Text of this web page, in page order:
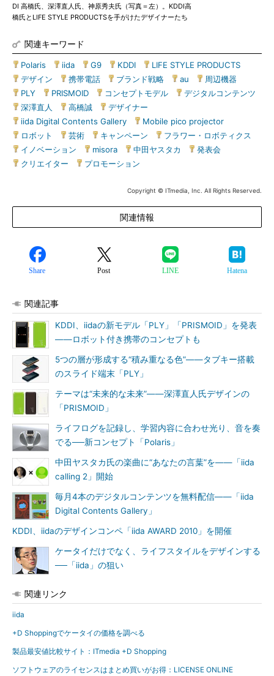
DI 高橋氏、深澤直人氏、神原秀夫氏（写真＝左）。KDDI高
橋氏とLIFE STYLE PRODUCTSを手がけたデザイナーたち
関連キーワード
Polaris iida G9 KDDI LIFE STYLE PRODUCTS
デザイン
携帯電話 ブランド戦略 au 周辺機器
PLY
PRISMOID コンセプトモデル デジタルコンテンツ
深澤直人
高橋誠 デザイナー
iida Digital Contents Gallery
Mobile pico projector
ロボット
芸術 キャンペーン フラワー・ロボティクス
イノベーション
misora 中田ヤスタカ 発表会
クリエイター
プロモーション
Copyright © ITmedia, Inc. All Rights Reserved.
関連情報
Share Post LINE Hatena
関連記事
KDDI、iidaの新モデル「PLY」「PRISMOID」を発表
――ロボット付き携帯のコンセプトも
5つの層が形成する“積み重なる色”――タブキー搭載
のスライド端末「PLY」
テーマは“未来的な未来”――深澤直人氏デザインの
「PRISMOID」
ライフログを記録し、学習内容に合わせ光り、音を奏
でる──新コンセプト「Polaris」
中田ヤスタカ氏の楽曲に“あなたの言葉”を――「iida
calling 2」開始
毎月4本のデジタルコンテンツを無料配信――「iida
Digital Contents Gallery」
KDDI、iidaのデザインコンペ「iida AWARD 2010」を開催
ケータイだけでなく、ライフスタイルをデザインする
──「iida」の狙い
関連リンク
iida
+D Shoppingでケータイの価格を調べる
製品最安値比較サイト：ITmedia +D Shopping
ソフトウェアのライセンスはまとめ買いがお得：LICENSE ONLINE